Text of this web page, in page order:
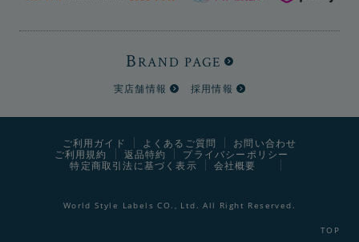
BRAND PAGE
実店舗情報 採用情報
ご利用ガイド よくあるご質問
お問い合わせ
ご利用規約
返品特約
プライバシーポリシー
特定商取引法に基づく表示
会社概要
World Style Labels CO., Ltd. All Right Reserved.